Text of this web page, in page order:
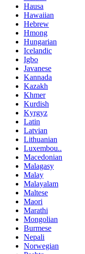
Hausa
Hawaiian
Hebrew
Hmong
Hungarian
Icelandic
Igbo
Javanese
Kannada
Kazakh
Khmer
Kurdish
Kyrgyz
Latin
Latvian
Lithuanian
Luxembou..
Macedonian
Malagasy
Malay
Malayalam
Maltese
Maori
Marathi
Mongolian
Burmese
Nepali
Norwegian